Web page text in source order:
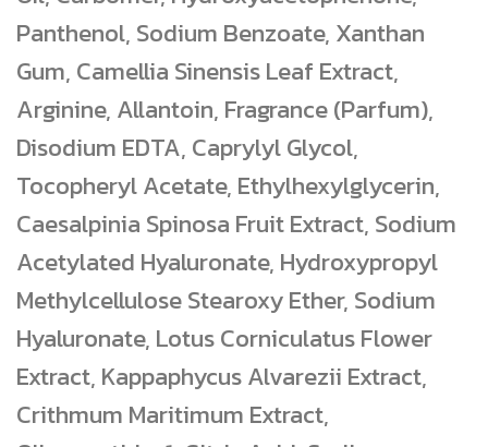
Panthenol, Sodium Benzoate, Xanthan
Gum, Camellia Sinensis Leaf Extract,
Arginine, Allantoin, Fragrance (Parfum),
Disodium EDTA, Caprylyl Glycol,
Tocopheryl Acetate, Ethylhexylglycerin,
Caesalpinia Spinosa Fruit Extract, Sodium
Acetylated Hyaluronate, Hydroxypropyl
Methylcellulose Stearoxy Ether, Sodium
Hyaluronate, Lotus Corniculatus Flower
Extract, Kappaphycus Alvarezii Extract,
Crithmum Maritimum Extract,